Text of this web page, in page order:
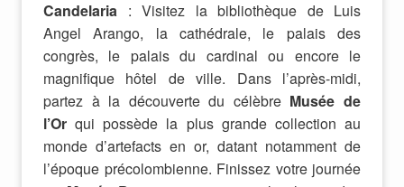
Candelaria : Visitez la bibliothèque de Luis
Angel Arango, la cathédrale, le palais des
congrès, le palais du cardinal ou encore le
magnifique hôtel de ville. Dans l’après-midi,
partez à la découverte du célèbre Musée de
l’Or qui possède la plus grande collection au
monde d’artefacts en or, datant notamment de
l’époque précolombienne. Finissez votre journée